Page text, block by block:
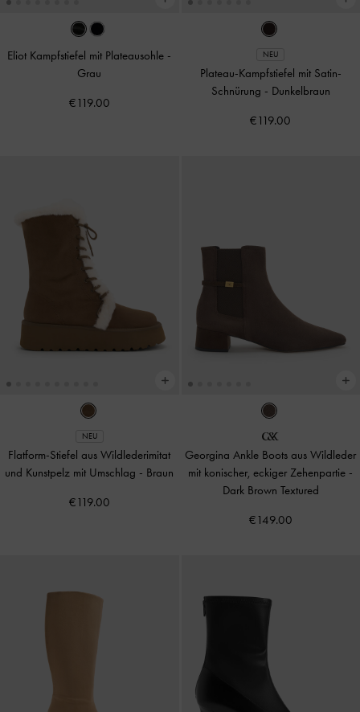
Eliot Kampfstiefel mit Plateausohle -
Grau
€119.00
NEU
Plateau-Kampfstiefel mit Satin-
Schnürung - Dunkelbraun
€119.00
NEU
Flatform-Stiefel aus Wildlederimitat
und Kunstpelz mit Umschlag - Braun
€119.00
Georgina Ankle Boots aus Wildleder
mit konischer, eckiger Zehenpartie -
Dark Brown Textured
€149.00